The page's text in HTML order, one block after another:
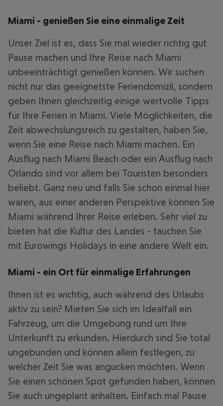
Miami - genießen Sie eine einmalige Zeit
Unser Ziel ist es, dass Sie mal wieder richtig gut
Pause machen und Ihre Reise nach Miami
unbeeinträchtigt genießen können. Wir suchen
nicht nur das geeignetste Feriendomizil, sondern
geben Ihnen gleichzeitig einige wertvolle Tipps
für Ihre Ferien in Miami. Viele Möglichkeiten, die
Zeit abwechslungsreich zu gestalten, haben Sie,
wenn Sie eine Reise nach Miami machen. Ein
Ausflug nach Miami Beach oder ein Ausflug nach
Orlando sind vor allem bei Touristen besonders
beliebt. Ganz neu und falls Sie schon einmal hier
waren, aus einer anderen Perspektive können Sie
Miami während Ihrer Reise erleben. Sehr viel zu
bieten hat die Kultur des Landes - tauchen Sie
mit Eurowings Holidays in eine andere Welt ein.
Miami - ein Ort für einmalige Erfahrungen
Ihnen ist es wichtig, auch während des Urlaubs
aktiv zu sein? Mieten Sie sich im Idealfall ein
Fahrzeug, um die Umgebung rund um Ihre
Unterkunft zu erkunden. Hierdurch sind Sie total
ungebunden und können allein festlegen, zu
welcher Zeit Sie was angucken möchten. Wenn
Sie einen schönen Spot gefunden haben, können
Sie auch ungeplant anhalten. Einfach mal Pause